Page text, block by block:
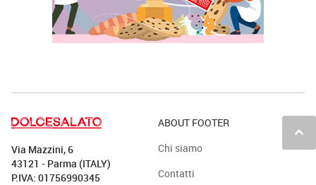
keyboard_arrow_up
Via Mazzini, 6
43121 - Parma (ITALY)
P.IVA: 01756990345
ABOUT FOOTER
Chi siamo
Contatti